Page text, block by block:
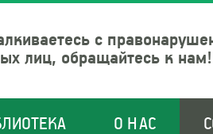
с
лиц, обращайтесь к
О НАС